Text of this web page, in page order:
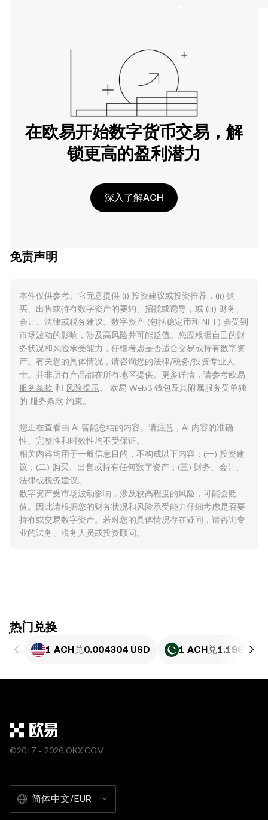
在欧易开始数字货币交易，解
锁更高的盈利潜力
深入了解ACH
免责声明
本件仅供参考。它无意提供 (i) 投资建议或投资推荐，(ii) 购
买、出售或持有数字资产的要约、招揽或诱导，或 (iii) 财务、
会计、法律或税务建议。数字资产 (包括稳定币和 NFT) 会受到
市场波动的影响，涉及高风险并可能贬值。您应根据自己的财
务状况和风险承受能力，仔细考虑是否适合交易或持有数字资
产。有关您的具体情况，请咨询您的法律/税务/投资专业人
士。并非所有产品都在所有地区提供。更多详情，请参考欧易
服务条款 和 风险提示。 欧易 Web3 钱包及其附属服务受单独
的 服务条款 约束。
您正在查看由 AI 智能总结的内容。请注意，AI 内容的准确
性、完整性和时效性均不受保证。
相关内容均用于一般信息目的，不构成以下内容：(一) 投资建
议；(二) 购买、出售或持有任何数字资产；(三) 财务、会计、
法律或税务建议。
数字资产受市场波动影响，涉及较高程度的风险，可能会贬
值。因此请根据您的财务状况和风险承受能力仔细考虑是否要
持有或交易数字资产。若对您的具体情况存在疑问，请咨询专
业的法务、税务人员或投资顾问。
ִִִִִִִִִִִִִִִִִִִִִִִִִִִִִִִִִִִִִִִִִִִִִִִִ热门兑换
1 ACH兑0.004304 USD 1 ACH兑1.196 PKR
©2017 - 2026 OKX.COM
简体中文/EUR